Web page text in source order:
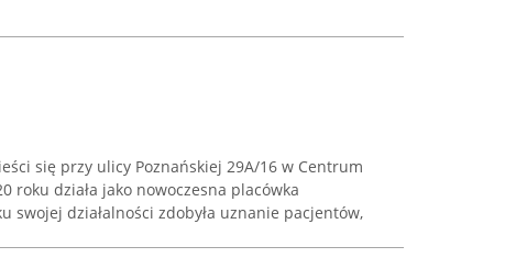
się przy ulicy Poznańskiej 29A/16 w Centrum
roku działa jako nowoczesna placówka
swojej działalności zdobyła uznanie pacjentów,